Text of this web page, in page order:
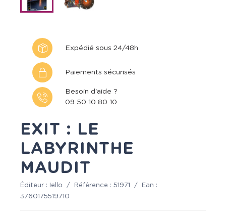
Expédié sous 24/48h
Paiements sécurisés
Besoin d'aide ?
09 50 10 80 10
EXIT : LE
LABYRINTHE
MAUDIT
Éditeur : Iello / Référence : 51971 /
Ean :
3760175519710